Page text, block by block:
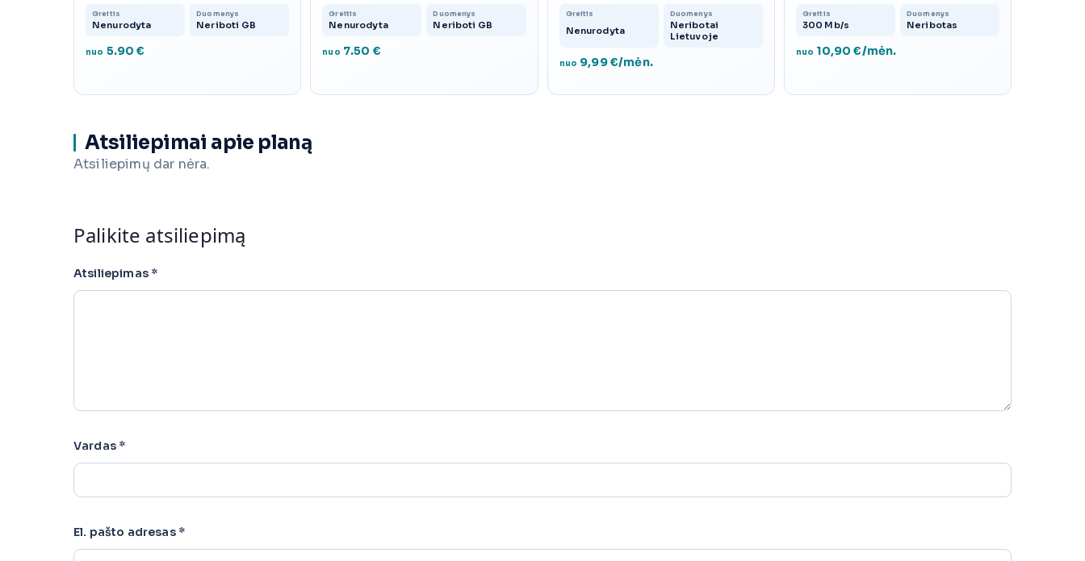
Greitis
Nenurodyta
Duomenys
Neriboti GB
nuo 5.90 €
Greitis
Nenurodyta
Duomenys
Neriboti GB
nuo 7.50 €
Greitis
Nenurodyta
Duomenys
Neribotai
Lietuvoje
nuo 9,99 €/mėn.
Greitis
300 Mb/s
Duomenys
Neribotas
nuo 10,90 €/mėn.
Atsiliepimai apie planą
Atsiliepimų dar nėra.
Palikite atsiliepimą
Atsiliepimas *
Vardas *
El. pašto adresas *